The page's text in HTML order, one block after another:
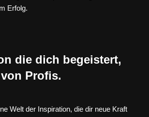
Erfolg.
die dich begeistert,
Profis.
Welt der Inspiration, die dir neue Kraft